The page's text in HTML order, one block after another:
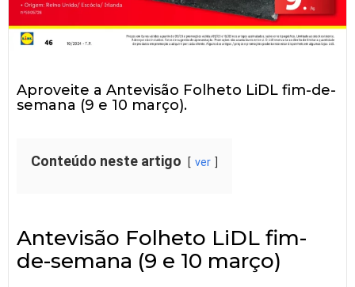
Aproveite a Antevisão Folheto LiDL fim-de-
semana (9 e 10 março).
Conteúdo neste artigo ver
Antevisão Folheto LiDL fim-
de-semana (9 e 10 março)